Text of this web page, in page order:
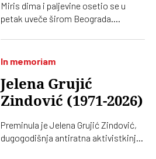
Miris dima i paljevine osetio se u
petak uveče širom Beograda.
In memoriam
Jelena Grujić
Zindović (1971-2026)
Preminula je Jelena Grujić Zindović,
dugogodišnja antiratna aktivistkinja